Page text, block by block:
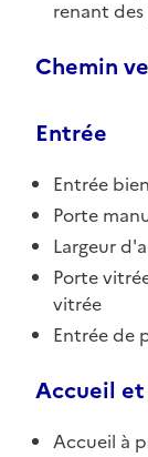
renant
Chemin
Entrée
Entrée
Porte
Largeur
Porte
vitrée
Entrée de
Accueil
Accueil à